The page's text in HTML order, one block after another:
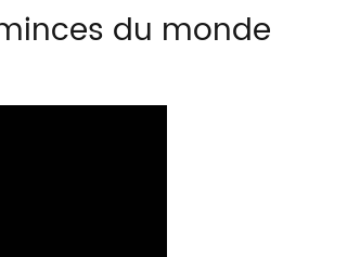
du monde